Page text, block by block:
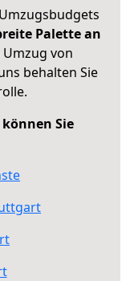
Palette an
von
behalten Sie
Sie